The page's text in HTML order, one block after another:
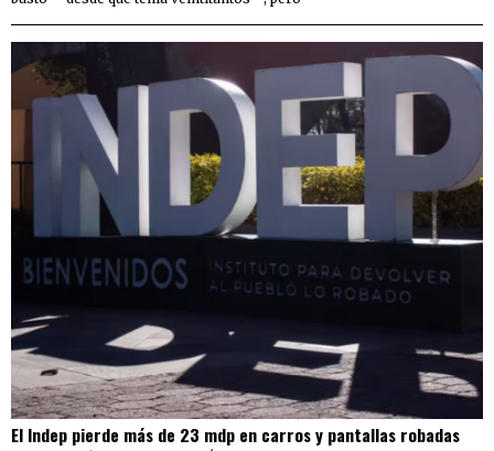
El Indep pierde más de 23 mdp en carros y pantallas robadas